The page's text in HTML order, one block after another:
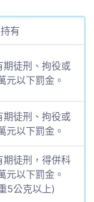
持有
期徒刑、拘役或
元以下罰金。
期徒刑、拘役或
元以下罰金。
期徒刑，得併科
元以下罰金。
5公克以上)